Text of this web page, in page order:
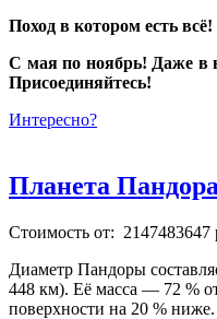
Поход в котором есть
С мая по ноябрь! Даже в
Присоединяйтесь!
Интересно?
Планета Пандора
Стоимость от: 2147483647
Диаметр Пандоры
448 км). Её масса — 72 %
поверхности на 20 % ниже.